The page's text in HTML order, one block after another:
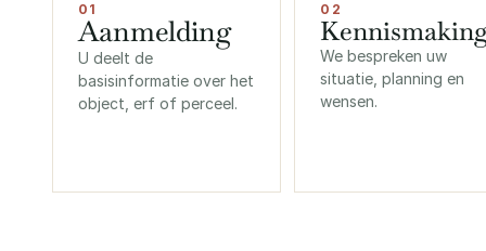
01
Aanmelding
U deelt de
basisinformatie over het
object, erf of perceel.
02
We bespreken uw
situatie, planning en
wensen.